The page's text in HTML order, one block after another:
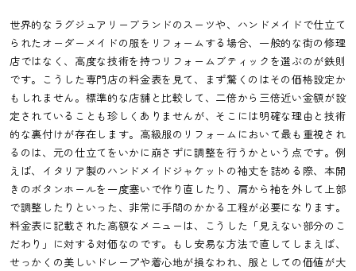
世界的なラグジュアリーブランドのスーツや、ハンドメイドで仕立て
られたオーダーメイドの服をリフォームする場合、一般的な街の修理
店ではなく、高度な技術を持つリフォームブティックを選ぶのが鉄則
です。こうした専門店の料金表を見て、まず驚くのはその価格設定か
もしれません。標準的な店舗と比較して、二倍から三倍近い金額が設
定されていることも珍しくありませんが、そこには明確な理由と技術
的な裏付けが存在します。高級服のリフォームにおいて最も重視され
るのは、元の仕立てをいかに崩さずに調整を行うかという点です。例
えば、イタリア製のハンドメイドジャケットの袖丈を詰める際、本開
きのボタンホールを一度塞いで作り直したり、肩から袖を外して上部
で調整したりといった、非常に手間のかかる工程が必要になります。
料金表に記載された高額なメニューは、こうした「見えない部分のこ
だわり」に対する対価なのです。もし安易な方法で直してしまえば、
せっかくの美しいドレープや着心地が損なわれ、服としての価値が大